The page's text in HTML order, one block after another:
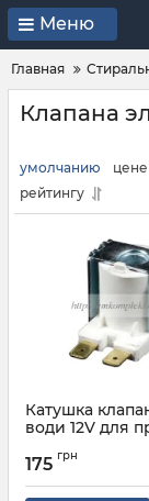
Меню
Главная
Клапана
умолчанию цене
рейтингу
Катушка
води 12V для
Артикул:
175 грн